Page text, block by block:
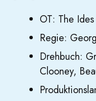
OT: The
Regie:
Drehbuch:
Clooney,